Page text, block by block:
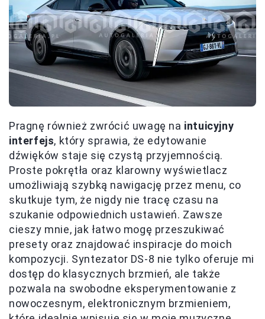
Pragnę również zwrócić uwagę na intuicyjny
interfejs, który sprawia, że edytowanie
dźwięków staje się czystą przyjemnością.
Proste pokrętła oraz klarowny wyświetlacz
umożliwiają szybką nawigację przez menu, co
skutkuje tym, że nigdy nie tracę czasu na
szukanie odpowiednich ustawień. Zawsze
cieszy mnie, jak łatwo mogę przeszukiwać
presety oraz znajdować inspiracje do moich
kompozycji. Syntezator DS-8 nie tylko oferuje mi
dostęp do klasycznych brzmień, ale także
pozwala na swobodne eksperymentowanie z
nowoczesnym, elektronicznym brzmieniem,